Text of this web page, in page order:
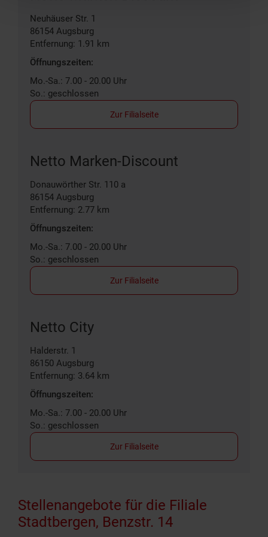
Neuhäuser Str. 1
86154 Augsburg
Entfernung: 1.91 km
Öffnungszeiten:
Mo.-Sa.: 7.00 - 20.00 Uhr
So.: geschlossen
Zur Filialseite
Netto Marken-Discount
Donauwörther Str. 110 a
86154 Augsburg
Entfernung: 2.77 km
Öffnungszeiten:
Mo.-Sa.: 7.00 - 20.00 Uhr
So.: geschlossen
Zur Filialseite
Netto City
Halderstr. 1
86150 Augsburg
Entfernung: 3.64 km
Öffnungszeiten:
Mo.-Sa.: 7.00 - 20.00 Uhr
So.: geschlossen
Zur Filialseite
Stellenangebote für die Filiale
Stadtbergen, Benzstr. 14